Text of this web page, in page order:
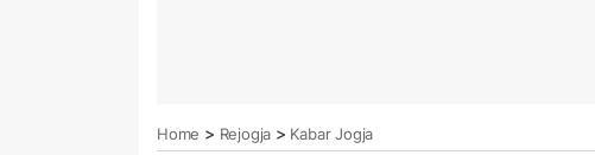
Home > Rejogja > Kabar Jogja